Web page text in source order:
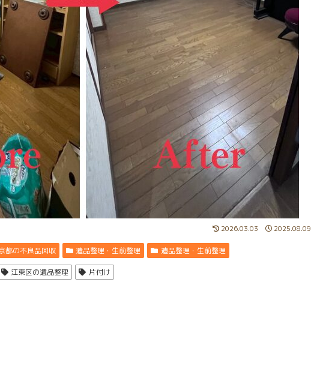
2026.03.03 2025.08.09
都の不良品回収 遺品整理・生前整理 遺品整理・生前整理
江東区の遺品整理 片付け